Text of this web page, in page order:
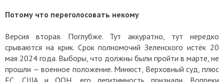
Потому что переголосовать некому
Версия вторая. Поглубже. Тут аккуратно, тут нередко
срываются на крик. Срок полномочий Зеленского истёк 20
мая 2024 года. Выборы, что должны были пройти в марте, не
прошли — военное положение. Минюст, Верховный суд, плюс
ЕС, США и ООН, его легитимность признали. Вопреки